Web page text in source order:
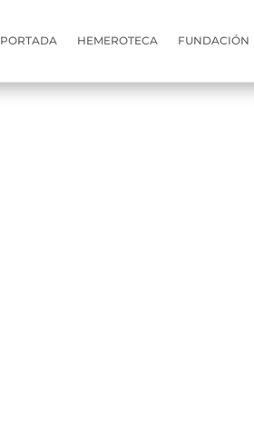
PORTADA HEMEROTECA FUNDACIÓN